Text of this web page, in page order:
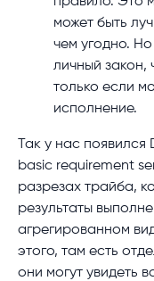
может быть
чем угодно.
личный закон,
только если
исполнение.
Так у нас
basic requirement
разрезах трайба,
результаты
агрегированном
этого, там есть
они могут увидеть